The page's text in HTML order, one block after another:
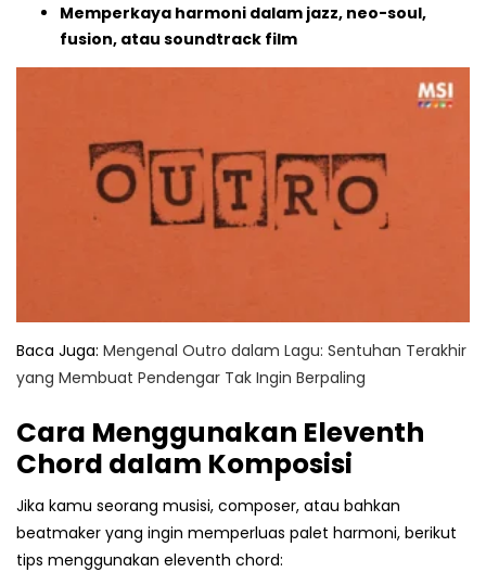
Memperkaya harmoni dalam jazz, neo-soul,
fusion, atau soundtrack film
Baca Juga: Mengenal Outro dalam Lagu: Sentuhan Terakhir
yang Membuat Pendengar Tak Ingin Berpaling
Cara Menggunakan Eleventh
Chord dalam Komposisi
Jika kamu seorang musisi, composer, atau bahkan
beatmaker yang ingin memperluas palet harmoni, berikut
tips menggunakan eleventh chord: